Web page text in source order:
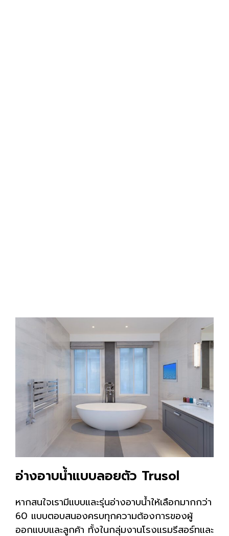
อ่างอาบน้ำแบบลอยตัว Trusol
หากสนใจเรามีแบบและรุ่นอ่างอาบน้ำให้เลือกมากกว่า
60 แบบตอบสนองครบทุกความต้องการของผู้
ออกแบบและลูกค้า ทั้งในกลุ่มงานโรงแรมรีสอร์ทและ